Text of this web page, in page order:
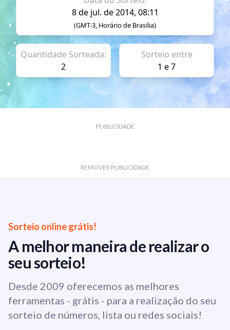
8 de jul. de 2014, 08:11
(GMT-3, Horário de Brasilia)
Quantidade Sorteada:
2
Sorteio entre
1 e 7
PUBLICIDADE
REMOVER PUBLICIDADE
Sorteio online grátis!
A melhor maneira de realizar o
seu sorteio!
Desde 2009 oferecemos as melhores
ferramentas - grátis - para a realização do seu
sorteio de números, lista ou redes sociais!